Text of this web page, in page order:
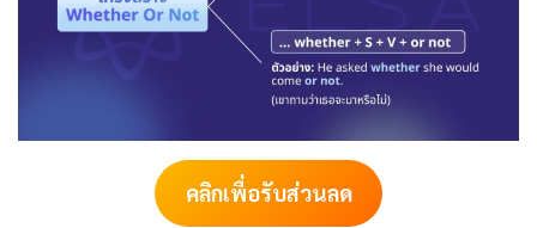
คลิกเพื่อรับส่วนลด